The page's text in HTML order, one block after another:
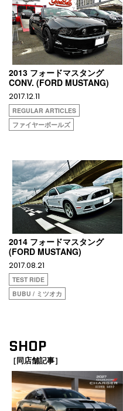
2013 フォードマスタング
CONV. (FORD MUSTANG)
2017.12.11
REGULAR ARTICLES
ファイヤーボールズ
2014 フォードマスタング
(FORD MUSTANG)
2017.08.21
TEST RIDE
BUBU / ミツオカ
SHOP
［同店舗記事］